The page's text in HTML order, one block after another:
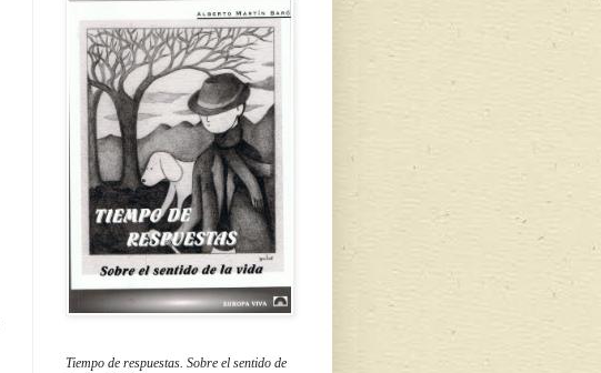
Tiempo de respuestas. Sobre el sentido de